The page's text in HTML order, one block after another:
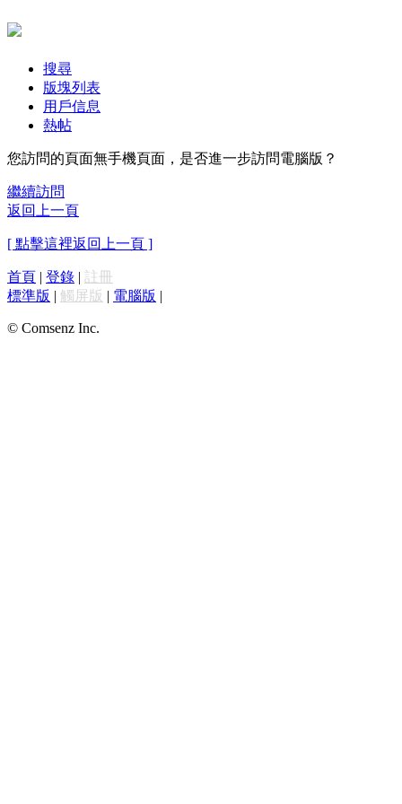
搜尋
版塊列表
用戶信息
熱帖
您訪問的頁面無手機頁面，是否進一步訪問電腦版？
繼續訪問
返回上一頁
[ 點擊這裡返回上一頁 ]
首頁 | 登錄 | 註冊
標準版 | 觸屏版 | 電腦版 |
© Comsenz Inc.